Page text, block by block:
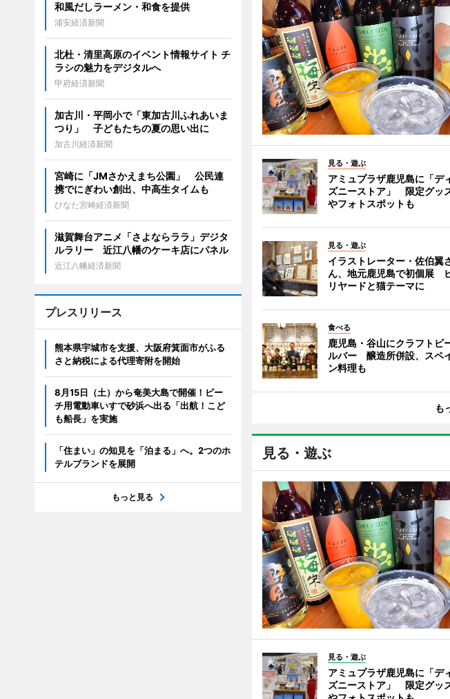
見る・遊ぶ
アミュプラザ鹿児島に「デ
ズニーストア」 限定グッ
やフォトスポットも
見る・遊ぶ
イラストレーター・佐伯翼
ん、地元鹿児島で初個展
リヤードと猫テーマに
食べる
鹿児島・谷山にクラフトビ
ルバー 醸造所併設、スペ
ン料理も
も
見る・遊ぶ
見る・遊ぶ
アミュプラザ鹿児島に「デ
ズニーストア」 限定グッ
和風だしラーメン・和食を提供
浦安経済新聞
北杜・清里高原のイベント情報サイト チ
ラシの魅力をデジタルへ
甲府経済新聞
加古川・平岡小で「東加古川ふれあいま
つり」 子どもたちの夏の思い出に
加古川経済新聞
宮崎に「JMさかえまち公園」 公民連
携でにぎわい創出、中高生タイムも
ひなた宮崎経済新聞
滋賀舞台アニメ「さよならララ」デジタ
ルラリー 近江八幡のケーキ店にパネル
近江八幡経済新聞
プレスリリース
熊本県宇城市を支援、大阪府箕面市がふる
さと納税による代理寄附を開始
8月15日（土）から奄美大島で開催！ビー
チ用電動車いすで砂浜へ出る「出航！こど
も船長」を実施
「住まい」の知見を「泊まる」へ。2つのホ
テルブランドを展開
もっと見る